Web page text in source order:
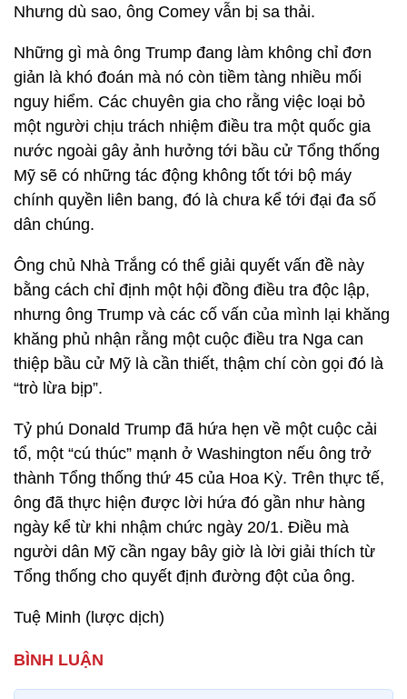
Nhưng dù sao, ông Comey vẫn bị sa thải.
Những gì mà ông Trump đang làm không chỉ đơn
giản là khó đoán mà nó còn tiềm tàng nhiều mối
nguy hiểm. Các chuyên gia cho rằng việc loại bỏ
một người chịu trách nhiệm điều tra một quốc gia
nước ngoài gây ảnh hưởng tới bầu cử Tổng thống
Mỹ sẽ có những tác động không tốt tới bộ máy
chính quyền liên bang, đó là chưa kể tới đại đa số
dân chúng.
Ông chủ Nhà Trắng có thể giải quyết vấn đề này
bằng cách chỉ định một hội đồng điều tra độc lập,
nhưng ông Trump và các cố vấn của mình lại khăng
khăng phủ nhận rằng một cuộc điều tra Nga can
thiệp bầu cử Mỹ là cần thiết, thậm chí còn gọi đó là
“trò lừa bịp”.
Tỷ phú Donald Trump đã hứa hẹn về một cuộc cải
tổ, một “cú thúc” mạnh ở Washington nếu ông trở
thành Tổng thống thứ 45 của Hoa Kỳ. Trên thực tế,
ông đã thực hiện được lời hứa đó gần như hàng
ngày kể từ khi nhậm chức ngày 20/1. Điều mà
người dân Mỹ cần ngay bây giờ là lời giải thích từ
Tổng thống cho quyết định đường đột của ông.
Tuệ Minh (lược dịch)